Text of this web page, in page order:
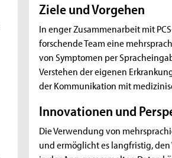
Ziele und Vorgehen
In enger Zusammenarbeit mit
forschende Team eine
von Symptomen per
Verstehen der eigenen
der Kommunikation mit
Innovationen und
Die Verwendung von
und ermöglicht es langfristig, den